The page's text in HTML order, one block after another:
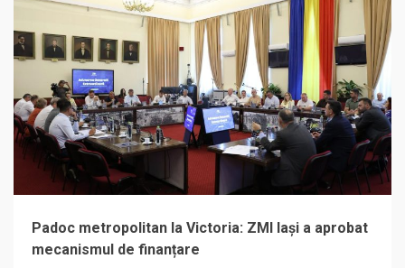
Padoc metropolitan la Victoria: ZMI Iași a aprobat
mecanismul de finanțare